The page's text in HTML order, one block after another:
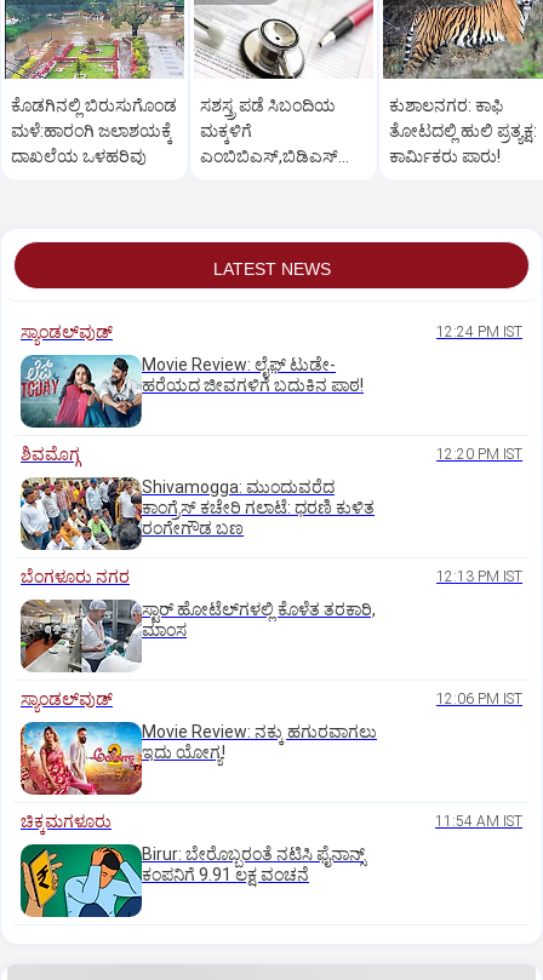
ಕೊಡಗಿನಲ್ಲಿ ಬಿರುಸುಗೊಂಡ
ಮಳೆ:ಹಾರಂಗಿ ಜಲಾಶಯಕ್ಕೆ
ದಾಖಲೆಯ ಒಳಹರಿವು
ಸಶಸ್ತ್ರ ಪಡೆ ಸಿಬಂದಿಯ
ಮಕ್ಕಳಿಗೆ
ಎಂಬಿಬಿಎಸ್‌,ಬಿಡಿಎಸ್‌
ಕುಶಾಲನಗರ: ಕಾಫಿ
ತೋಟದಲ್ಲಿ ಹುಲಿ ಪ್ರತ್ಯಕ್ಷ:
ಕಾರ್ಮಿಕರು ಪಾರು!
LATEST NEWS
ಸ್ಯಾಂಡಲ್‌ವುಡ್‌ 12:24 PM IST
Movie Review: ಲೈಫ್‌ ಟುಡೇ-
ಹರೆಯದ ಜೀವಗಳಿಗೆ ಬದುಕಿನ ಪಾಠ!
ಶಿವಮೊಗ್ಗ 12:20 PM IST
Shivamogga: ಮುಂದುವರೆದ
ಕಾಂಗ್ರೆಸ್ ಕಚೇರಿ ಗಲಾಟೆ: ಧರಣಿ ಕುಳಿತ
ರಂಗೇಗೌಡ ಬಣ
ಬೆಂಗಳೂರು ನಗರ 12:13 PM IST
ಸ್ಟಾರ್‌ ಹೋಟೆಲ್‌ಗ‌ಳಲ್ಲಿ ಕೊಳೆತ ತರಕಾರಿ,
ಮಾಂಸ
ಸ್ಯಾಂಡಲ್‌ವುಡ್‌ 12:06 PM IST
Movie Review: ನಕ್ಕು ಹಗುರವಾಗಲು
ಇದು ಯೋಗ್ಯ!
ಚಿಕ್ಕಮಗಳೂರು 11:54 AM IST
Birur: ಬೇರೊಬ್ಬರಂತೆ ನಟಿಸಿ ಫೈನಾನ್ಸ್
ಕಂಪನಿಗೆ 9.91 ಲಕ್ಷ ವಂಚನೆ